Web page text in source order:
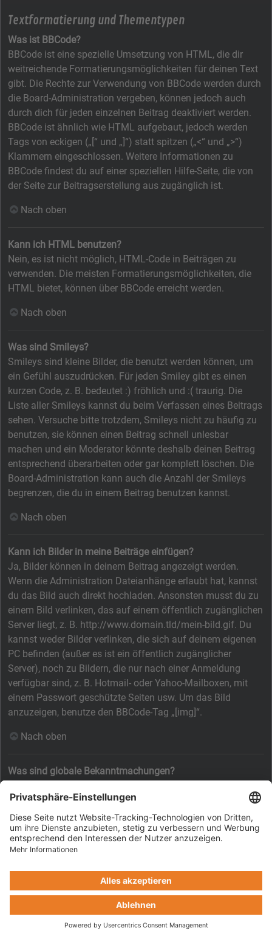
Textformatierung und Thementypen
Was ist BBCode?
BBCode ist eine spezielle Umsetzung von HTML, die dir
weitreichende Formatierungsmöglichkeiten für deinen Text
gibt. Die Rechte zur Verwendung von BBCode werden durch
die Board-Administration vergeben, können jedoch auch
durch dich für jeden einzelnen Beitrag deaktiviert werden.
BBCode ist ähnlich wie HTML aufgebaut, jedoch werden
Tags von eckigen („[“ und „]“) statt spitzen („<“ und „>“)
Klammern eingeschlossen. Weitere Informationen zu
BBCode findest du auf einer speziellen Hilfe-Seite, die von
der Seite zur Beitragserstellung aus zugänglich ist.
Nach oben
Kann ich HTML benutzen?
Nein, es ist nicht möglich, HTML-Code in Beiträgen zu
verwenden. Die meisten Formatierungsmöglichkeiten, die
HTML bietet, können über BBCode erreicht werden.
Nach oben
Was sind Smileys?
Smileys sind kleine Bilder, die benutzt werden können, um
ein Gefühl auszudrücken. Für jeden Smiley gibt es einen
kurzen Code, z. B. bedeutet :) fröhlich und :( traurig. Die
Liste aller Smileys kannst du beim Verfassen eines Beitrags
sehen. Versuche bitte trotzdem, Smileys nicht zu häufig zu
benutzen, sie können einen Beitrag schnell unlesbar
machen und ein Moderator könnte deshalb deinen Beitrag
entsprechend überarbeiten oder gar komplett löschen. Die
Board-Administration kann auch die Anzahl der Smileys
begrenzen, die du in einem Beitrag benutzen kannst.
Nach oben
Kann ich Bilder in meine Beiträge einfügen?
Ja, Bilder können in deinem Beitrag angezeigt werden.
Wenn die Administration Dateianhänge erlaubt hat, kannst
du das Bild auch direkt hochladen. Ansonsten musst du zu
einem Bild verlinken, das auf einem öffentlich zugänglichen
Server liegt, z. B. http://www.domain.tld/mein-bild.gif. Du
kannst weder Bilder verlinken, die sich auf deinem eigenen
PC befinden (außer es ist ein öffentlich zugänglicher
Server), noch zu Bildern, die nur nach einer Anmeldung
verfügbar sind, z. B. Hotmail- oder Yahoo-Mailboxen, mit
einem Passwort geschützte Seiten usw. Um das Bild
anzuzeigen, benutze den BBCode-Tag „[img]“.
Nach oben
Was sind globale Bekanntmachungen?
Informationen, deshalb solltest du sie so bald wie möglich
lesen. Globale Bekanntmachungen erscheinen ganz oben in
jedem Forum und ebenfalls in deinem persönlichen Bereich.
Ob du eine globale Bekanntmachung schreiben kannst oder
vergebenen Berechtigungen ab.
Nach oben
Was sind Bekanntmachungen?